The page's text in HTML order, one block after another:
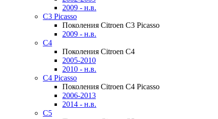
2009 - н.в.
C3 Picasso
Поколения Citroen C3 Picasso
2009 - н.в.
C4
Поколения Citroen C4
2005-2010
2010 - н.в.
C4 Picasso
Поколения Citroen C4 Picasso
2006-2013
2014 - н.в.
C5